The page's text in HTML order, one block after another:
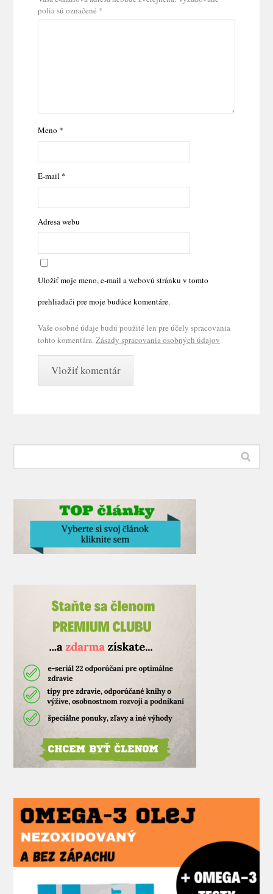
polia sú označené *
Meno *
E-mail *
Adresa webu
Uložiť moje meno, e-mail a webovú stránku v tomto
prehliadači pre moje budúce komentáre.
Vaše osobné údaje budú použité len pre účely spracovania
tohto komentára.Zásady spracovania osobných údajov